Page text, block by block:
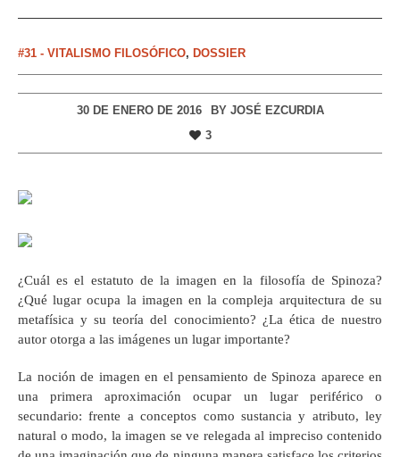
#31 - VITALISMO FILOSÓFICO, DOSSIER
30 DE ENERO DE 2016 BY JOSÉ EZCURDIA
3
¿Cuál es el estatuto de la imagen en la filosofía de Spinoza?
¿Qué lugar ocupa la imagen en la compleja arquitectura de su
metafísica y su teoría del conocimiento? ¿La ética de nuestro
autor otorga a las imágenes un lugar importante?
La noción de imagen en el pensamiento de Spinoza aparece en
una primera aproximación ocupar un lugar periférico o
secundario: frente a conceptos como sustancia y atributo, ley
natural o modo, la imagen se ve relegada al impreciso contenido